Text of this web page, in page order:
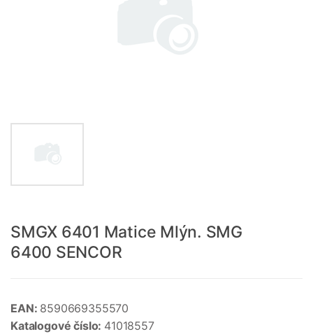
SMGX 6401 Matice Mlýn. SMG
6400 SENCOR
EAN: 8590669355570
Katalogové číslo: 41018557